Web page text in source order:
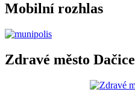
Mobilní rozhlas
Zdravé město Dačice